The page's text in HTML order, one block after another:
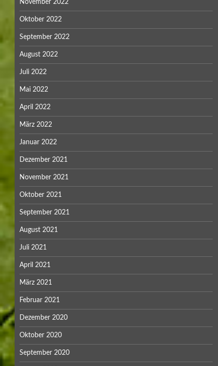
November 2022
Oktober 2022
September 2022
August 2022
Juli 2022
Mai 2022
April 2022
März 2022
Januar 2022
Dezember 2021
November 2021
Oktober 2021
September 2021
August 2021
Juli 2021
April 2021
März 2021
Februar 2021
Dezember 2020
Oktober 2020
September 2020